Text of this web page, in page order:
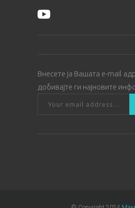
Внесете ја Вашата е-mail
добивајте ги најновите